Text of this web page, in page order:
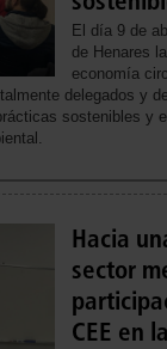
El día 9 de
de Henares
economía
delegados y
sostenibles y
Hacia
sector
CEE en